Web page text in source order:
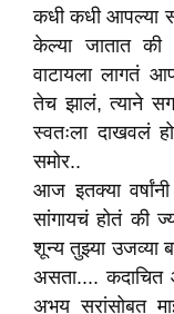
कधी कधी आपल्या
केल्या जातात की
वाटायला लागतं
तेच झालं, त्याने
स्वतःला दाखवलं
समोर..
आज इतक्या
सांगायचं होतं की
शून्य तुझ्या
असता....
अभय सरांसोबत